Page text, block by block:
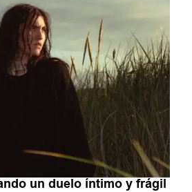
un duelo íntimo y frágil